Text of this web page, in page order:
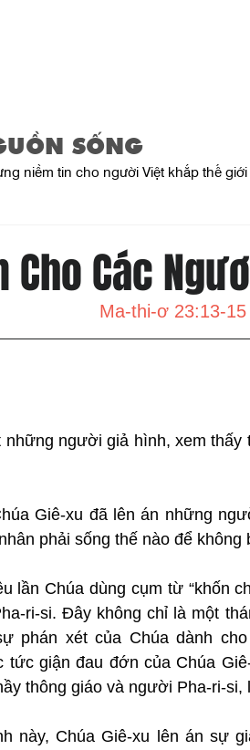
SỐNG
niềm tin cho người Việt khắp thế giới
Cho Các
Ma-thi-ơ 23:13-15
những người giả hình, xem
Giê-xu đã lên án những
phải sống thế nào để không
lần Chúa dùng cụm từ “khốn
ri-si. Đây không chỉ là một
phán xét của Chúa dành
tức giận đau đớn của Chúa
thông giáo và người Pha-ri-
này, Chúa Giê-xu lên án sự